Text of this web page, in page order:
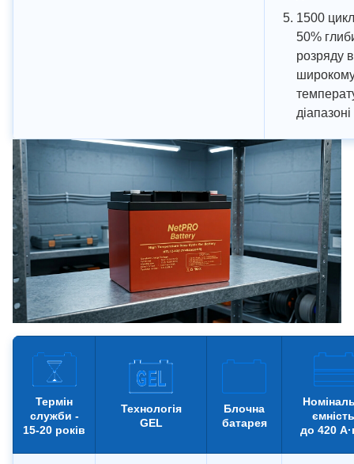
1500
50%
розряду в
діапазоні
Термін
служби -
15-20 років
Технологія
GEL
Блочна
батарея
до 420